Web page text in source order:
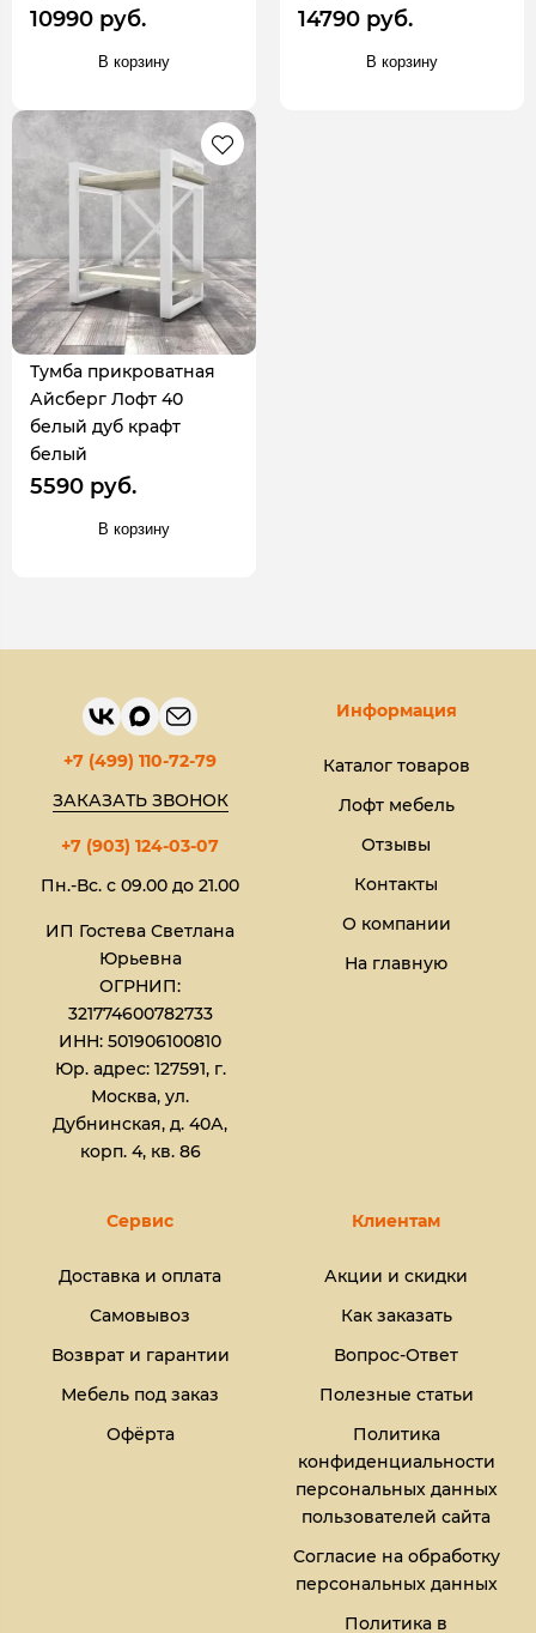
10990 руб.
В корзину
14790 руб.
В корзину
Тумба прикроватная
Айсберг Лофт 40
белый дуб крафт
белый
5590 руб.
В корзину
+7 (499) 110-72-79
ЗАКАЗАТЬ ЗВОНОК
+7 (903) 124-03-07
Пн.-Вс. с 09.00 до 21.00
ИП Гостева Светлана
Юрьевна​
ОГРНИП:
321774600782733
ИНН: 501906100810
Юр. адрес: 127591, г.
Москва, ул.
Дубнинская, д. 40А,
корп. 4, кв. 86
Информация
Каталог товаров
Лофт мебель
Отзывы
Контакты
О компании
На главную
Сервис
Доставка и оплата
Самовывоз
Возврат и гарантии
Мебель под заказ
Офёрта
Клиентам
Акции и скидки
Как заказать
Вопрос-Ответ
Полезные статьи
Политика
конфиденциальности
персональных данных
пользователей сайта
Согласие на обработку
персональных данных
Политика в